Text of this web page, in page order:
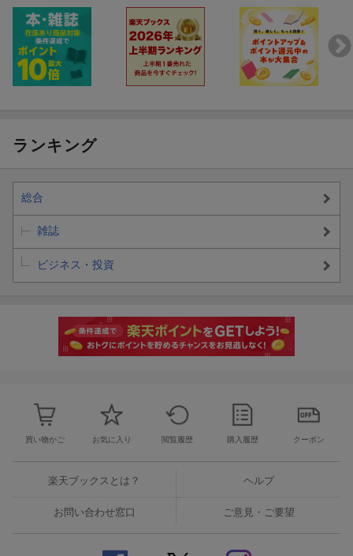
ランキング
総合
雑誌
ビジネス・投資
買い物かご お気に入り 閲覧履歴 購入履歴 クーポン
楽天ブックスとは？ ヘルプ
お問い合わせ窓口 ご意見・ご要望